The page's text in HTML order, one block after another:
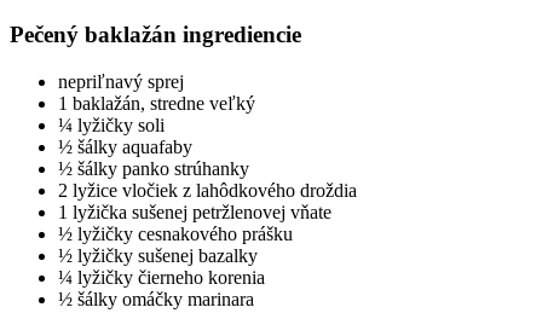
Pečený baklažán ingrediencie
nepriľnavý sprej
1 baklažán, stredne veľký
¼ lyžičky soli
½ šálky aquafaby
½ šálky panko strúhanky
2 lyžice vločiek z lahôdkového droždia
1 lyžička sušenej petržlenovej vňate
½ lyžičky cesnakového prášku
½ lyžičky sušenej bazalky
¼ lyžičky čierneho korenia
½ šálky omáčky marinara